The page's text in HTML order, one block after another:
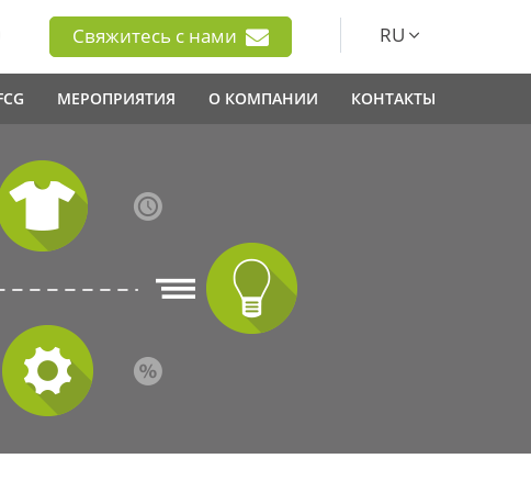
Свяжитесь с нами RU
МЕРОПРИЯТИЯ О КОМПАНИИ КОНТАКТЫ